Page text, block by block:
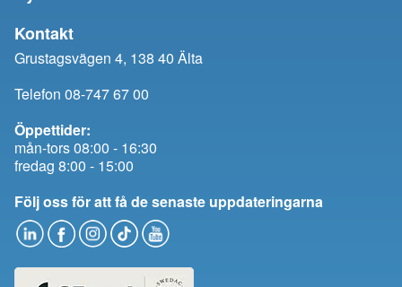
Kontakt
Grustagsvägen 4, 138 40 Älta
Telefon 08-747 67 00
Öppettider:
mån-tors 08:00 - 16:30
fredag 8:00 - 15:00
Följ oss för att få de senaste uppdateringarna